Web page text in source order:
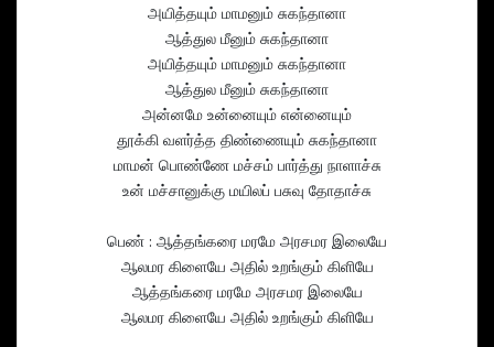
அயித்தயும் மாமனும் சுகந்தானா
ஆத்துல மீனும் சுகந்தானா
அயித்தயும் மாமனும் சுகந்தானா
ஆத்துல மீனும் சுகந்தானா
அன்னமே உன்னையும் என்னையும்
தூக்கி வளர்த்த திண்ணையும் சுகந்தானா
மாமன் பொண்ணே மச்சம் பார்த்து நாளாச்சு
உன் மச்சானுக்கு மயிலப் பசுவு தோதாச்சு
பெண் : ஆத்தங்கரை மரமே அரசமர இலையே
ஆலமர கிளையே அதில் உறங்கும் கிளியே
ஆத்தங்கரை மரமே அரசமர இலையே
ஆலமர கிளையே அதில் உறங்கும் கிளியே